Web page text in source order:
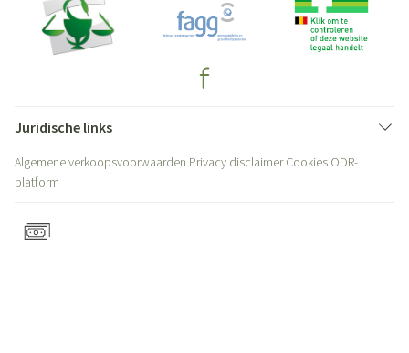
Juridische links
Algemene verkoopsvoorwaarden Privacy disclaimer Cookies ODR-
platform